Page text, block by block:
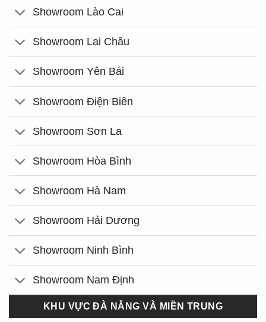
Showroom Lào Cai
Showroom Lai Châu
Showroom Yên Bái
Showroom Điện Biên
Showroom Sơn La
Showroom Hòa Bình
Showroom Hà Nam
Showroom Hải Dương
Showroom Ninh Bình
Showroom Nam Định
KHU VỰC ĐÀ NẴNG VÀ MIỀN TRUNG